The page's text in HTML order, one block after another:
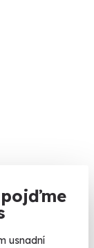
usnadní
10.0(1)